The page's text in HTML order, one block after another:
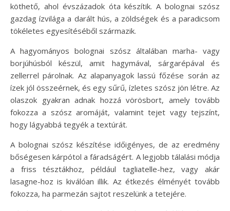
köthető, ahol évszázadok óta készítik. A bolognai szósz
gazdag ízvilága a darált hús, a zöldségek és a paradicsom
tökéletes egyesítéséből származik.
A hagyományos bolognai szósz általában marha- vagy
borjúhúsból készül, amit hagymával, sárgarépával és
zellerrel párolnak. Az alapanyagok lassú főzése során az
ízek jól összeérnek, és egy sűrű, ízletes szósz jön létre. Az
olaszok gyakran adnak hozzá vörösbort, amely tovább
fokozza a szósz aromáját, valamint tejet vagy tejszínt,
hogy lágyabbá tegyék a textúrát.
A bolognai szósz készítése időigényes, de az eredmény
bőségesen kárpótol a fáradságért. A legjobb tálalási módja
a friss tésztákhoz, például tagliatelle-hez, vagy akár
lasagne-hoz is kiválóan illik. Az étkezés élményét tovább
fokozza, ha parmezán sajtot reszelünk a tetejére.